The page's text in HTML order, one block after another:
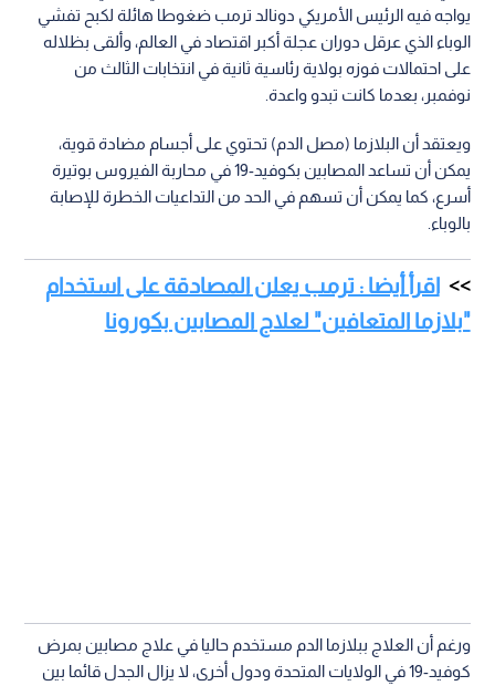
يواجه فيه الرئيس الأمريكي دونالد ترمب ضغوطا هائلة لكبح تفشي
الوباء الذي عرقل دوران عجلة أكبر اقتصاد في العالم، وألقى بظلاله
على احتمالات فوزه بولاية رئاسية ثانية في انتخابات الثالث من
نوفمبر، بعدما كانت تبدو واعدة.
ويعتقد أن البلازما (مصل الدم) تحتوي على أجسام مضادة قوية،
يمكن أن تساعد المصابين بكوفيد-19 في محاربة الفيروس بوتيرة
أسرع، كما يمكن أن تسهم في الحد من التداعيات الخطرة للإصابة
بالوباء.
اقرأ أيضا : ترمب يعلن المصادقة على استخدام
"بلازما المتعافين" لعلاج المصابين بكورونا
ورغم أن العلاج ببلازما الدم مستخدم حاليا في علاج مصابين بمرض
كوفيد-19 في الولايات المتحدة ودول أخرى، لا يزال الجدل قائما بين